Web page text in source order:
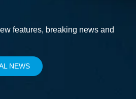
features, breaking news and
NEWS